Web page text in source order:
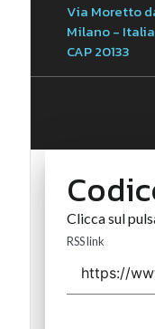
Via Moretto
Milano - Italia
CAP 20133
Clicca sul
RSS link